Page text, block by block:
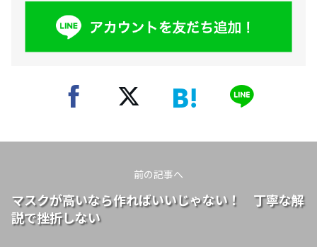
前の記事へ
マスクが高いなら作ればいいじゃない！ 丁寧な解
説で挫折しない